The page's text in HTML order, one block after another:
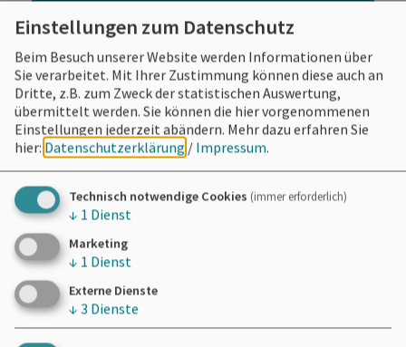
Wickie-Erlebnistag für die ganze
Familie!
Einstellungen zum Datenschutz
Beim Besuch unserer Website werden Informationen über
Sie verarbeitet. Mit Ihrer Zustimmung können diese auch an
Dritte, z.B. zum Zweck der statistischen Auswertung,
übermittelt werden. Sie können die hier vorgenommenen
Einstellungen jederzeit abändern. Mehr dazu erfahren Sie
hier: Datenschutzerklärung / Impressum.
Technisch notwendige Cookies (immer erforderlich)
↓ 1 Dienst
Marketing
↓ 1 Dienst
Externe Dienste
↓ 3 Dienste